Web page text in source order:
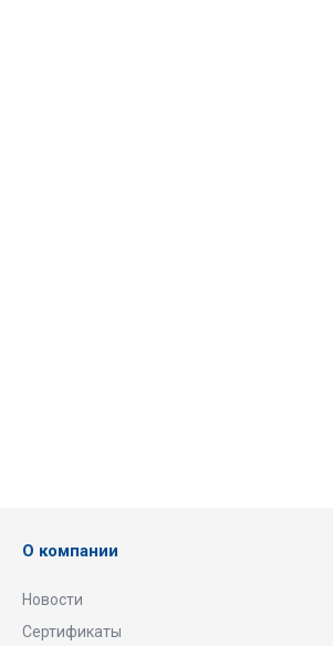
О компании
Новости
Сертификаты